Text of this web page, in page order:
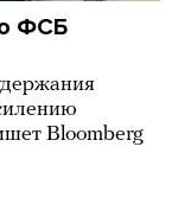
ФСБ
Bloomberg